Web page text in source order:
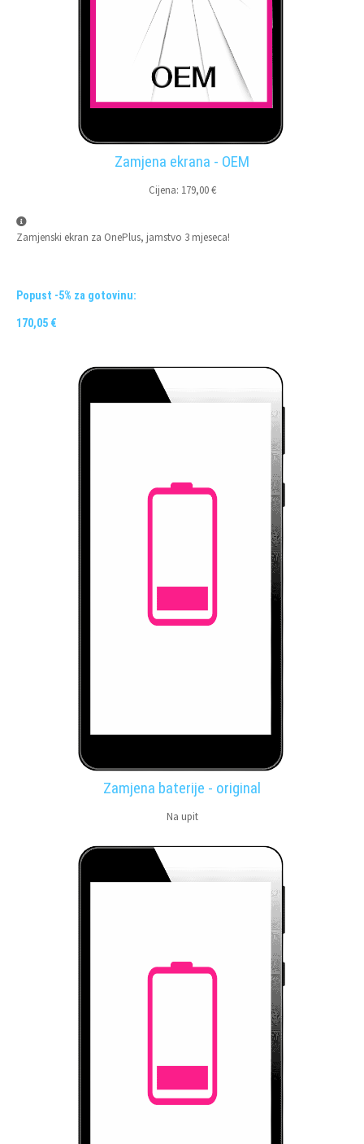
Zamjena ekrana - OEM
Cijena: 179,00 €
Zamjenski ekran za OnePlus, jamstvo 3 mjeseca!
Popust -5% za gotovinu:
170,05 €
Zamjena baterije - original
Na upit